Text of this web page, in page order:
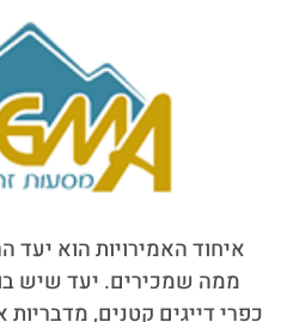
איחוד האמירויות הוא יעד
ממה שמכירים. יעד שיש
כפרי דייגים קטנים, מדבריות